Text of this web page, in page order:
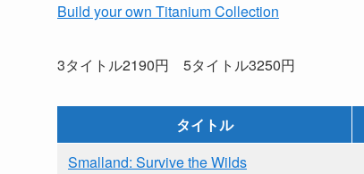
Build your own Titanium Collection
3タイトル2190円 5タイトル3250円
タイトル
Smalland: Survive the Wilds